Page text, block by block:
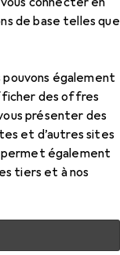
de base telles que
pouvons également
des offres
présenter des
et d’autres sites
permet également
tiers et à nos
fine
avec le
fine de la